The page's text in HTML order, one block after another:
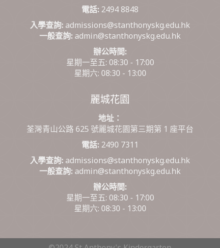
電話: 2494 8848
入學查詢:admissions@stanthonyskg.edu.hk
一般查詢:admin@stanthonyskg.edu.hk
辦公時間:
星期一至五: 08:30 - 17:00
星期六: 08:30 - 13:00
麗城花園
地址：
荃灣青山公路 625 號麗城花園第三期第 1 座平台
電話: 2490 7311
入學查詢:admissions@stanthonyskg.edu.hk
一般查詢:admin@stanthonyskg.edu.hk
辦公時間:
星期一至五: 08:30 - 17:00
星期六: 08:30 - 13:00